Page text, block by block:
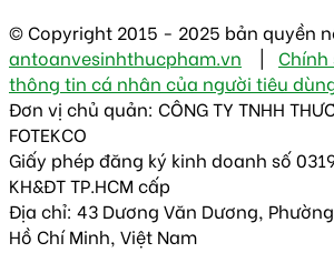
© Copyright 2015 - 2025 bản quyền
antoanvesinhthucpham.vn | Chính
thông tin cá nhân của người tiêu
Đơn vị chủ quản: CÔNG TY TNHH
FOTEKCO
Giấy phép đăng ký kinh doanh số
KH&ĐT TP.HCM cấp
Địa chỉ: 43 Dương Văn Dương,
Hồ Chí Minh, Việt Nam